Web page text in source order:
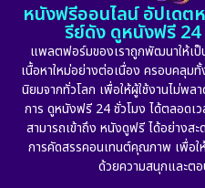
หนังฟรีออนไลน์ อัปเดต
รีย์ดัง ดูหนังฟรี
แพลตฟอร์มของเราถูกพัฒนาให้เ
เนื้อหาใหม่อย่างต่อเนื่อง ครอบคลุม
นิยมจากทั่วโลก เพื่อให้ผู้ใช้งานไม่พ
การ ดูหนังฟรี 24 ชั่วโมง ได้ตลอดเว
สามารถเข้าถึง หนังดูฟรี ได้อย่างส
การคัดสรรคอนเทนต์คุณภาพ เพื่อใ
ด้วยความสนุกและต